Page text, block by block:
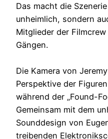
Das macht die
unheimlich, sondern
Mitglieder der
Gängen.
Die Kamera von
Perspektive der
während der „Found-
Gemeinsam mit dem
Sounddesign von
treibenden